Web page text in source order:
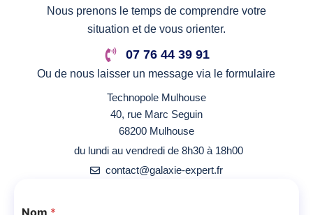
Nous prenons le temps de comprendre votre
situation et de vous orienter.
07 76 44 39 91
Ou de nous laisser un message via le formulaire
Technopole Mulhouse
40, rue Marc Seguin
68200 Mulhouse
du lundi au vendredi de 8h30 à 18h00
contact@galaxie-expert.fr